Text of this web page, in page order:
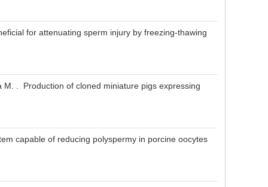
for attenuating sperm injury by freezing-thawing
M. . Production of cloned miniature pigs expressing
capable of reducing polyspermy in porcine oocytes